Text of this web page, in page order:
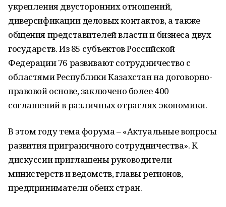
укрепления двусторонних отношений,
диверсификации деловых контактов, а также
общения представителей власти и бизнеса двух
государств. Из 85 субъектов Российской
Федерации 76 развивают сотрудничество с
областями Республики Казахстан на договорно-
правовой основе, заключено более 400
соглашений в различных отраслях экономики.
В этом году тема форума – «Актуальные вопросы
развития приграничного сотрудничества». К
дискуссии приглашены руководители
министерств и ведомств, главы регионов,
предприниматели обеих стран.